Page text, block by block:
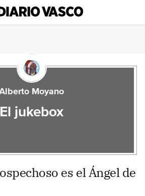
Moyano
El jukebox
es el Ángel de